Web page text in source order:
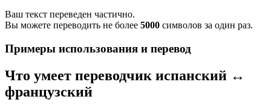
Ваш текст переведен частично.
Вы можете переводить не более 5000 символов за один раз.
Примеры использования и перевод
Что умеет переводчик испанский ↔
французский